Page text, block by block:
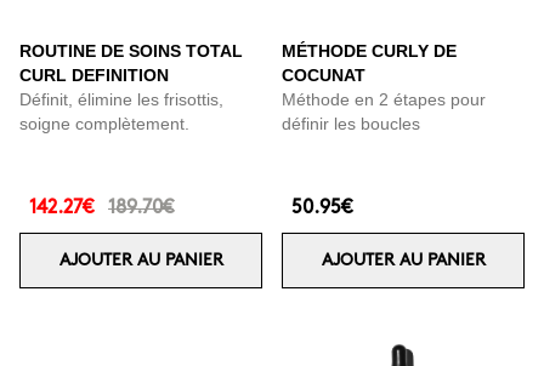
ROUTINE DE SOINS TOTAL
CURL DEFINITION
Définit, élimine les frisottis,
soigne complètement.
142.27€ 189.70€
AJOUTER AU PANIER
MÉTHODE CURLY DE
COCUNAT
Méthode en 2 étapes pour
définir les boucles
50.95€
AJOUTER AU PANIER